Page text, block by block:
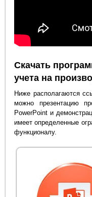
Скачать
учета на
Ниже располагаются
можно презентацию
PowerPoint и
имеет определенные
функционалу.